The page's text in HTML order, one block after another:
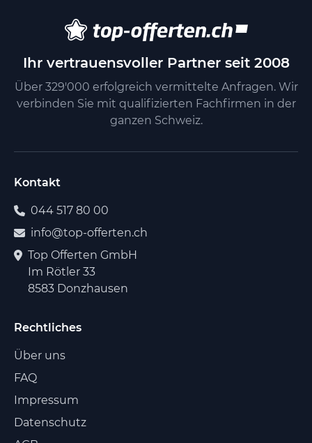
Ihr vertrauensvoller Partner seit 2008
Über 329'000 erfolgreich vermittelte Anfragen. Wir
verbinden Sie mit qualifizierten Fachfirmen in der
ganzen Schweiz.
Kontakt
044 517 80 00
info@top-offerten.ch
Top Offerten GmbH
Im Rötler 33
8583 Donzhausen
Rechtliches
Über uns
FAQ
Impressum
Datenschutz